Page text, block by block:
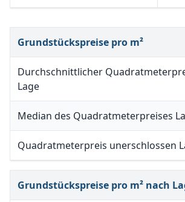
Grundstückspreise pro m²
Durchschnittlicher
Lage
Median des Quadratmeterpreises
Quadratmeterpreis unerschlossen
Grundstückspreise pro m² nach